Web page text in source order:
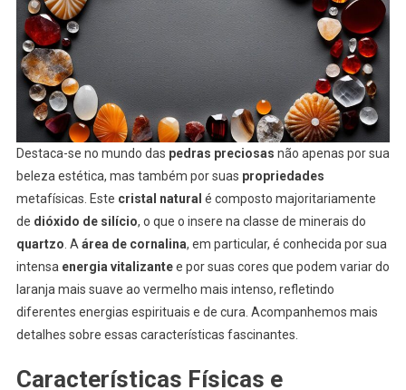
Destaca-se no mundo das pedras preciosas não apenas por sua
beleza estética, mas também por suas propriedades
metafísicas. Este cristal natural é composto majoritariamente
de dióxido de silício, o que o insere na classe de minerais do
quartzo . A área de cornalina, em particular, é conhecida por sua
intensa energia vitalizantee por suas cores que podem variar do
laranja mais suave ao vermelho mais intenso, refletindo
diferentes energias espirituais e de cura. Acompanhemos mais
detalhes sobre essas características fascinantes.
Características Físicas e